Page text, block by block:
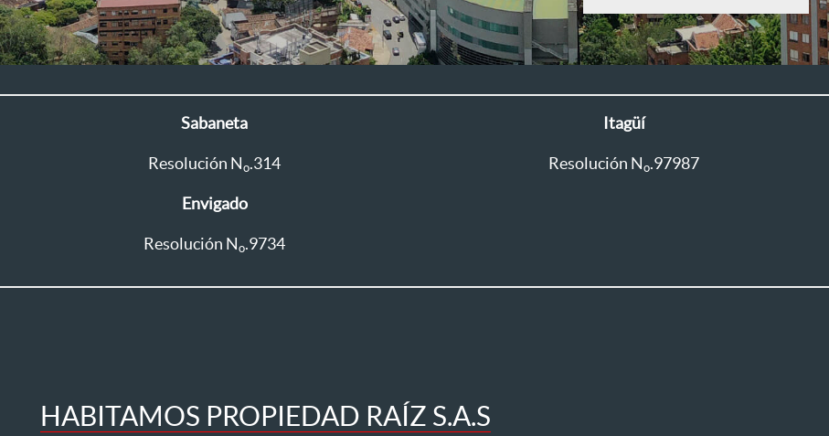
Sabaneta
Resolución No.314
Itagüí
Resolución No.97987
Envigado
Resolución No.9734
HABITAMOS PROPIEDAD RAÍZ S.A.S